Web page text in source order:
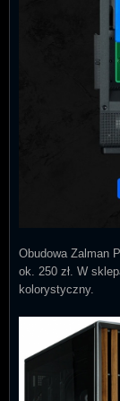
Obudowa Zalman
ok. 250 zł. W
kolorystyczny.